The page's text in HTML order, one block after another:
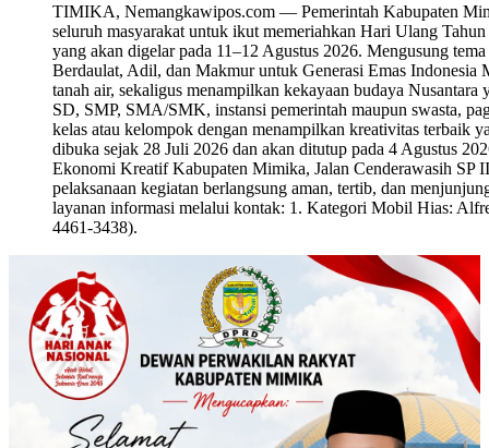
TIMIKA, Nemangkawipos.com — Pemerintah Kabupaten
seluruh masyarakat untuk ikut memeriahkan Hari Ulang
yang akan digelar pada 11–12 Agustus 2026. Mengusung
Berdaulat, Adil, dan Makmur untuk Generasi Emas Indonesia
tanah air, sekaligus menampilkan kekayaan budaya
SD, SMP, SMA/SMK, instansi pemerintah maupun swasta,
kelas atau kelompok dengan menampilkan kreativitas terbaik
dibuka sejak 28 Juli 2026 dan akan ditutup pada 4 Agustus
Ekonomi Kreatif Kabupaten Mimika, Jalan Cenderawasih SP
pelaksanaan kegiatan berlangsung aman, tertib, dan
layanan informasi melalui kontak: 1. Kategori Mobil Hias:
4461-3438).